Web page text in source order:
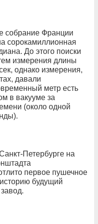
собрание Франции
сорокамиллионная
До этого поиски
измерения длины
однако измерения,
давали
метр есть
в вакууме за
(около одной
Петербурге на
первое пушечное
будущий